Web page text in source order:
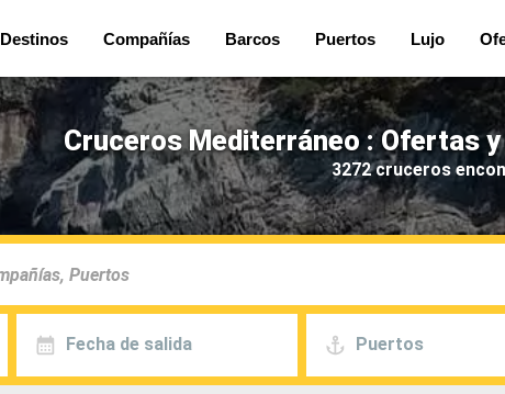
Destinos Compañías Barcos Puertos Lujo
Cruceros Mediterráneo : Ofertas
3272 cruceros
Fecha de salida Puertos